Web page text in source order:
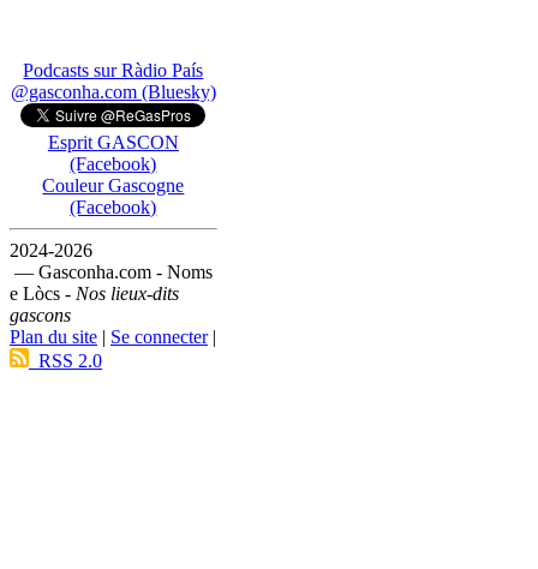
Podcasts sur Ràdio País
@gasconha.com (Bluesky)
Esprit GASCON
(Facebook)
Couleur Gascogne
(Facebook)
2024-2026
— Gasconha.com - Noms
e Lòcs - Nos lieux-dits
gascons
Plan du site | Se connecter|
RSS 2.0